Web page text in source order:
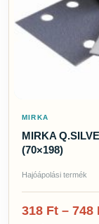
MIRKA
MIRKA
(70×198)
Hajóápolási termék
318 Ft – 748